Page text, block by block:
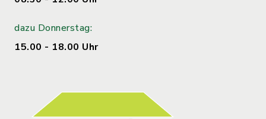
dazu Donnerstag:
15.00 - 18.00 Uhr